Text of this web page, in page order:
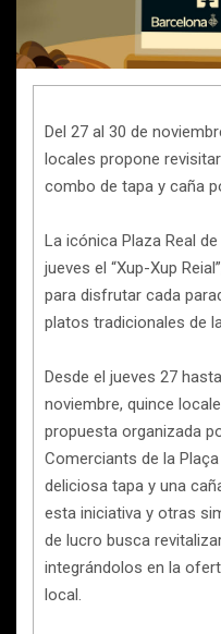
Del 27 al 30 de
locales propone
combo de tapa y caña
La icónica Plaza Real
jueves el “Xup-Xup
para disfrutar cada
platos tradicionales de
Desde el jueves 27
noviembre, quince
propuesta organizada
Comerciants de la
deliciosa tapa y una
esta iniciativa y otras
de lucro busca
integrándolos en la
local.